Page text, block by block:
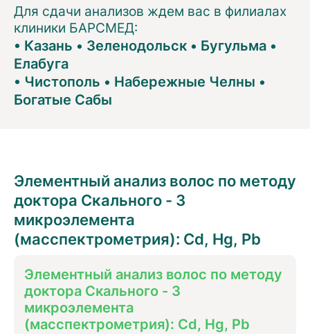
Для сдачи анализов ждем вас в филиалах
клиники БАРСМЕД:
• Казань • Зеленодольск • Бугульма •
Елабуга
• Чистополь • Набережные Челны •
Богатые Сабы
Элементный анализ волос по методу
доктора Скального - 3
микроэлемента
(масспектрометрия): Cd, Hg, Pb
Элементный анализ волос по методу
доктора Скального - 3
микроэлемента
(масспектрометрия): Cd, Hg, Pb